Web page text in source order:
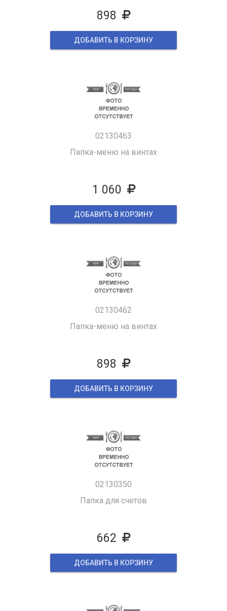
898
ДОБАВИТЬ В КОРЗИНУ
02130463
Папка-меню на винтах
1 060
ДОБАВИТЬ В КОРЗИНУ
02130462
Папка-меню на винтах
898
ДОБАВИТЬ В КОРЗИНУ
02130350
Папка для счетов
662
ДОБАВИТЬ В КОРЗИНУ